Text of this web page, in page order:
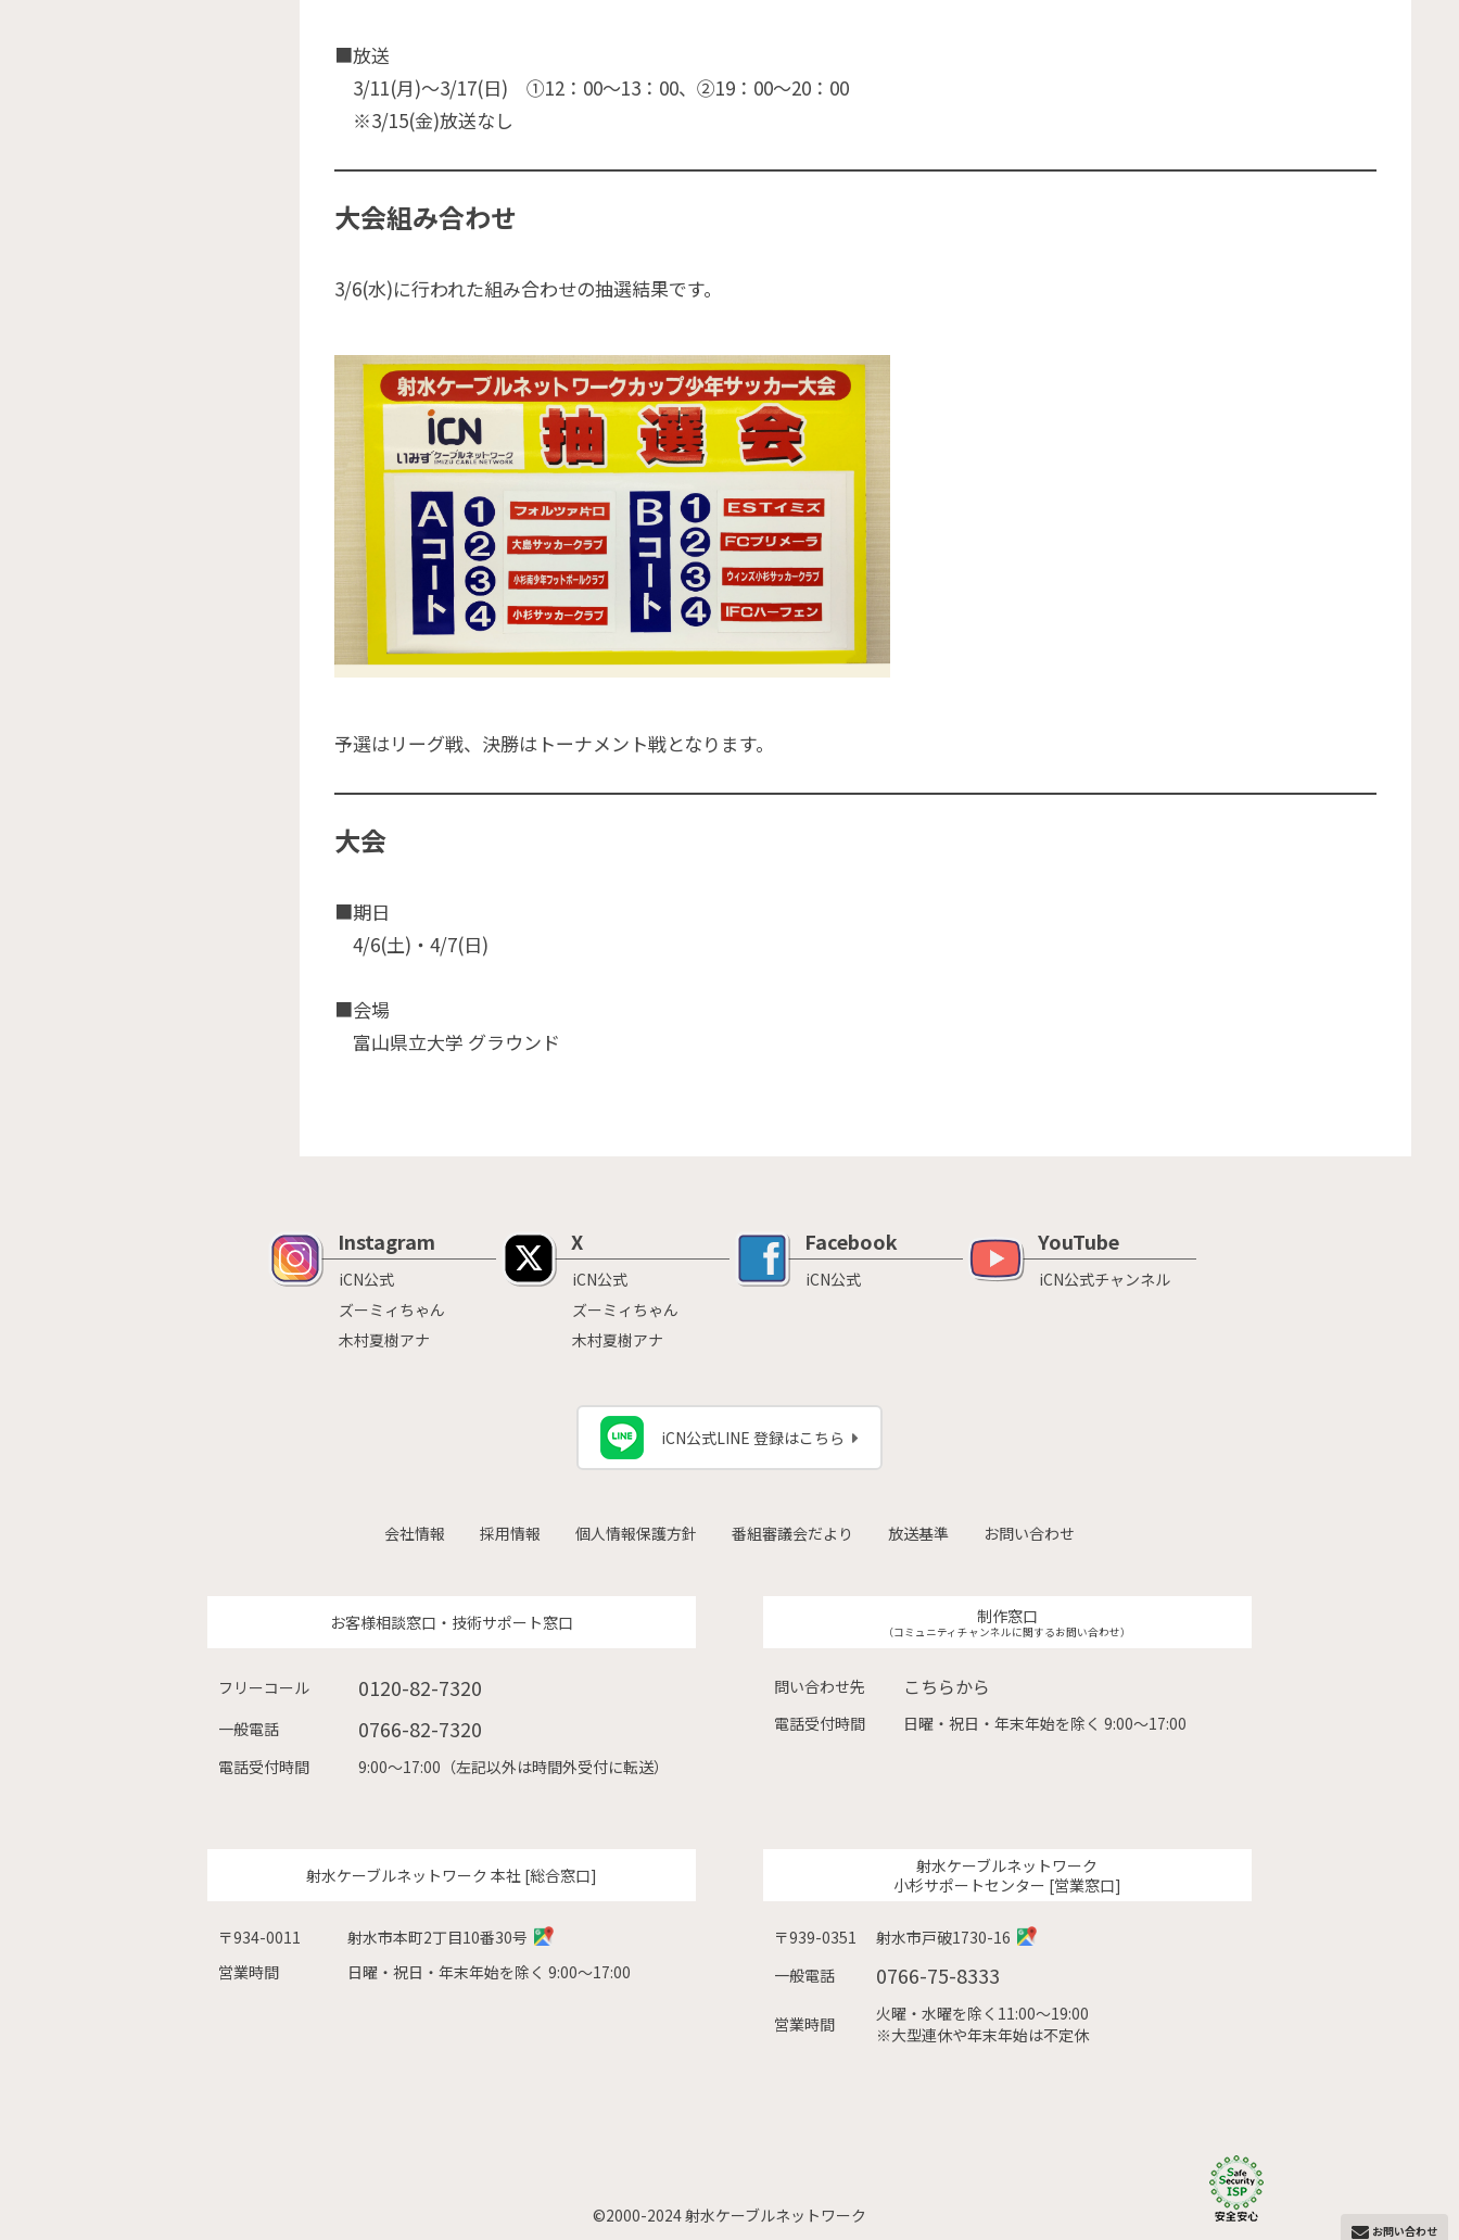
■放送
3/11(月)〜3/17(日) ①12：00〜13：00、②19：00〜20：00
※3/15(金)放送なし
大会組み合わせ
3/6(水)に行われた組み合わせの抽選結果です。
予選はリーグ戦、決勝はトーナメント戦となります。
大会
■期日
4/6(土)・4/7(日)
■会場
富山県立大学 グラウンド
お問い合わせ
Instagram
iCN公式
ズーミィちゃん
木村夏樹アナ
X
iCN公式
ズーミィちゃん
木村夏樹アナ
Facebook
iCN公式
YouTube
iCN公式チャンネル
iCN公式LINE 登録はこちら
会社情報 採用情報 個人情報保護方針 番組審議会だより 放送基準 お問い合わせ
お客様相談窓口・技術サポート窓口
フリーコール 0120-82-7320
一般電話 0766-82-7320
電話受付時間 9:00〜17:00（左記以外は時間外受付に転送）
制作窓口
（コミュニティチャンネルに関するお問い合わせ）
問い合わせ先 こちらから
電話受付時間 日曜・祝日・年末年始を除く 9:00〜17:00
射水ケーブルネットワーク 本社 [総合窓口]
〒934-0011
射水市本町2丁目10番30号
営業時間
日曜・祝日・年末年始を除く 9:00〜17:00
射水ケーブルネットワーク
小杉サポートセンター [営業窓口]
〒939-0351
射水市戸破1730-16
一般電話
0766-75-8333
営業時間
火曜・水曜を除く11:00〜19:00
※大型連休や年末年始は不定休
©2000-2024 射水ケーブルネットワーク